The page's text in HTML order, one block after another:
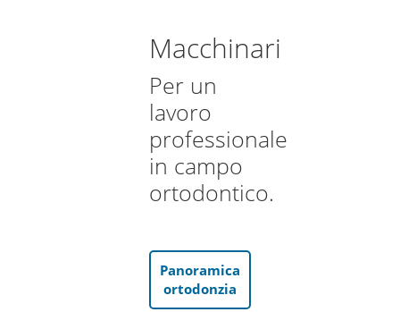
Macchinari
Per un
lavoro
professionale
in campo
ortodontico.
Panoramica
ortodonzia